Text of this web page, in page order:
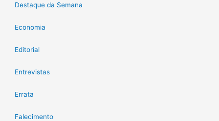
Destaque da Semana
Economia
Editorial
Entrevistas
Errata
Falecimento